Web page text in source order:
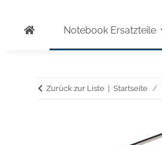
Notebook Ersatzteile
Zurück zur Liste Startseite